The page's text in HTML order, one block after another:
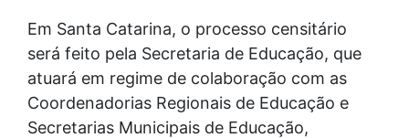
Em Santa Catarina, o processo censitário
será feito pela Secretaria de Educação, que
atuará em regime de colaboração com as
Coordenadorias Regionais de Educação e
Secretarias Municipais de Educação,